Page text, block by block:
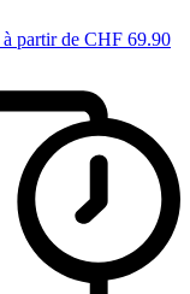
à partir de CHF 69.90